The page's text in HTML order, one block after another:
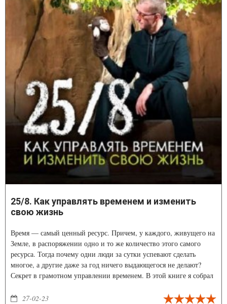
25/8. Как управлять временем и изменить
свою жизнь
Время — самый ценный ресурс. Причем, у каждого, живущего на
Земле, в распоряжении одно и то же количество этого самого
ресурса. Тогда почему одни люди за сутки успевают сделать
многое, а другие даже за год ничего выдающегося не делают?
Секрет в грамотном управлении временем. В этой книге я собрал
дают мне заветный 25-й час в сутках и 8-й день в неделе.
27-02-23